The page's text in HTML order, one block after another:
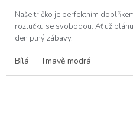
Naše tričko je perfektním
rozlučku se svobodou. Ať už
den plný zábavy.
Bílá Tmavě modrá